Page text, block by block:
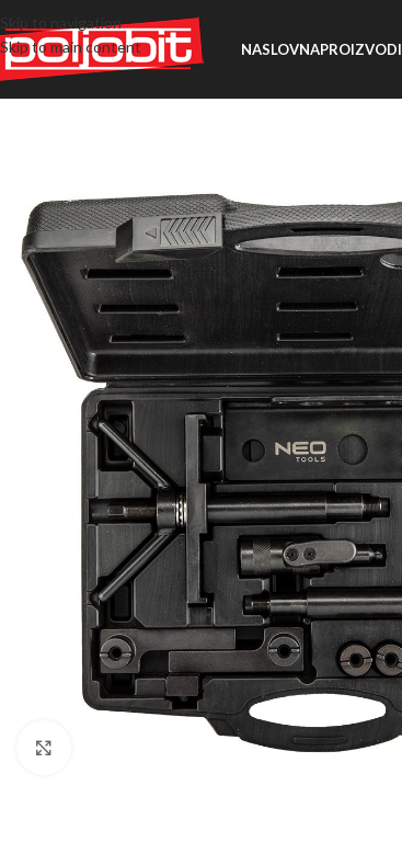
Skip to navigation
Skip to main content
NASLOVNAPROIZVODI